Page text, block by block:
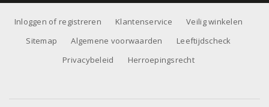
Inloggen of registreren Klantenservice
Veilig winkelen
Sitemap
Algemene voorwaarden
Leeftijdscheck
Privacybeleid
Herroepingsrecht